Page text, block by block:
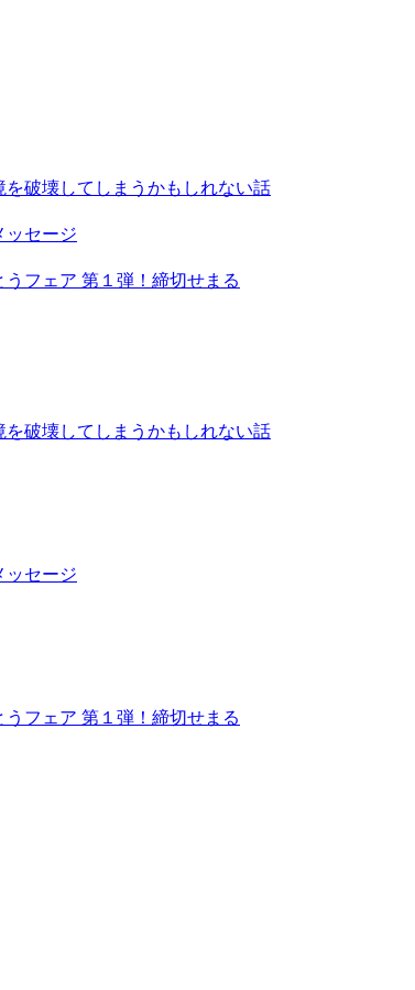
破壊してしまうかもしれない話
ッセージ
フェア 第１弾！締切せまる
破壊してしまうかもしれない話
ッセージ
フェア 第１弾！締切せまる